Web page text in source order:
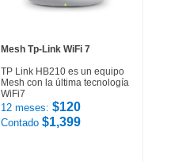
Mesh Tp-Link WiFi 7
TP Link HB210 es un equipo
Mesh con la última tecnología
WiFi7
12 meses: $120
Contado $1,399